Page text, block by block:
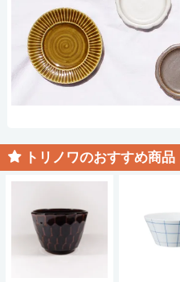
トリノワのおすすめ商品